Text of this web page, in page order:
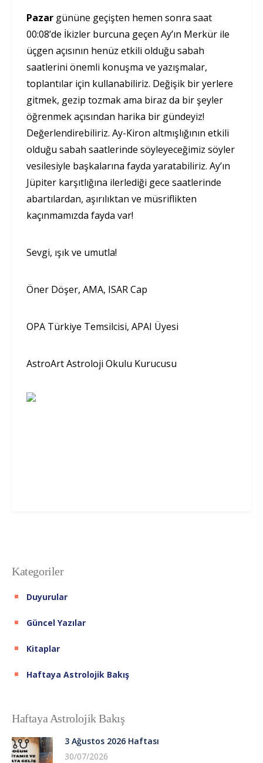
Pazar gününe geçişten hemen sonra saat
00:08’de İkizler burcuna geçen Ay’ın Merkür ile
üçgen açısının henüz etkili olduğu sabah
saatlerini önemli konuşma ve yazışmalar,
toplantılar için kullanabiliriz. Değişik bir yerlere
gitmek, gezip tozmak ama biraz da bir şeyler
öğrenmek açısından harika bir gündeyiz!
Değerlendirebiliriz. Ay-Kiron altmışlığının etkili
olduğu sabah saatlerinde söyleyeceğimiz söyler
vesilesiyle başkalarına fayda yaratabiliriz. Ay’ın
Jüpiter karşıtlığına ilerlediği gece saatlerinde
abartılardan, aşırılıktan ve müsriflikten
kaçınmamızda fayda var!
Sevgi, ışık ve umutla!
Öner Döşer, AMA, ISAR Cap
OPA Türkiye Temsilcisi, APAI Üyesi
AstroArt Astroloji Okulu Kurucusu
Kategoriler
Duyurular
Güncel Yazılar
Kitaplar
Haftaya Astrolojik Bakış
Haftaya Astrolojik Bakış
3 Ağustos 2026 Haftası
30/07/2026